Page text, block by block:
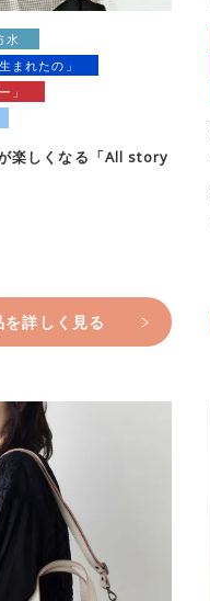
水
まれたの」
」
楽しくなる「All story
を詳しく見る